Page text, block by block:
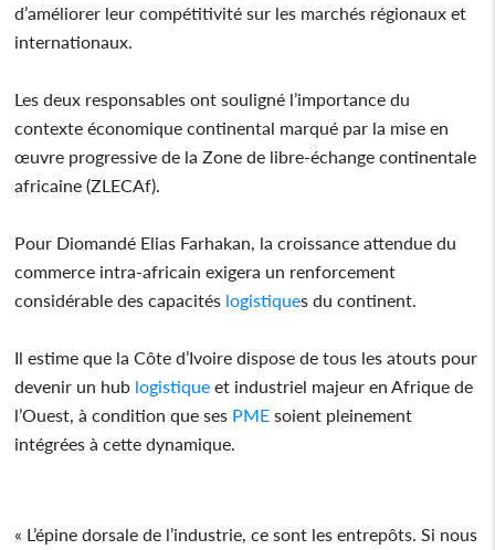
d’améliorer leur compétitivité sur les marchés régionaux et
internationaux.
Les deux responsables ont souligné l’importance du
contexte économique continental marqué par la mise en
œuvre progressive de la Zone de libre-échange continentale
africaine (ZLECAf).
Pour Diomandé Elias Farhakan, la croissance attendue du
commerce intra-africain exigera un renforcement
considérable des capacités logistiques du continent.
Il estime que la Côte d’Ivoire dispose de tous les atouts pour
devenir un hub logistique et industriel majeur en Afrique de
l’Ouest, à condition que ses PME soient pleinement
intégrées à cette dynamique.
« L’épine dorsale de l’industrie, ce sont les entrepôts. Si nous